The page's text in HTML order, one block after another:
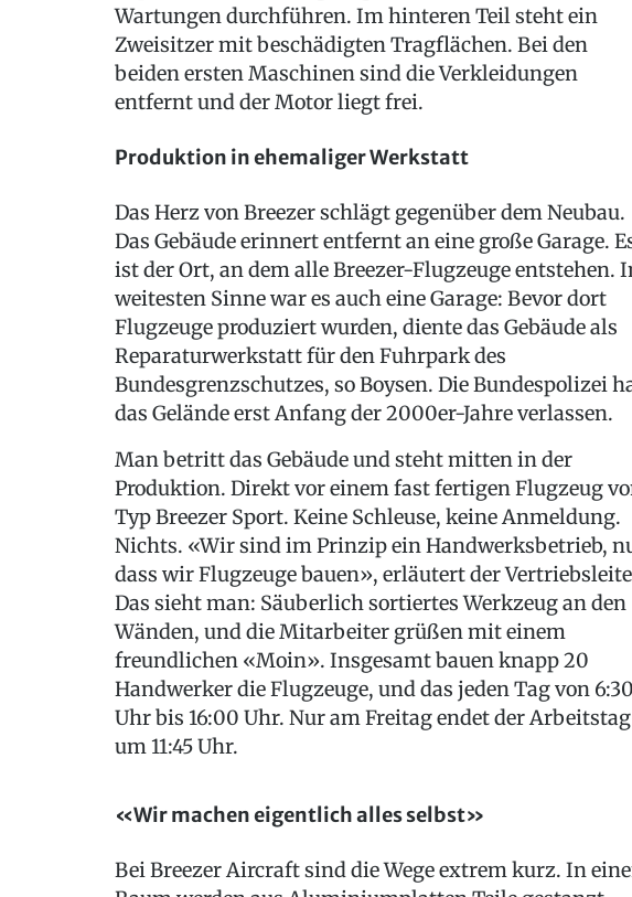
Wartungen durchführen. Im hinteren Teil steht ein
Zweisitzer mit beschädigten Tragflächen. Bei den
beiden ersten Maschinen sind die Verkleidungen
entfernt und der Motor liegt frei.
Produktion in ehemaliger Werkstatt
Das Herz von Breezer schlägt gegenüber dem Neubau.
Das Gebäude erinnert entfernt an eine große Garage.
ist der Ort, an dem alle Breezer-Flugzeuge entstehen.
weitesten Sinne war es auch eine Garage: Bevor dort
Flugzeuge produziert wurden, diente das Gebäude als
Reparaturwerkstatt für den Fuhrpark des
Bundesgrenzschutzes, so Boysen. Die Bundespolizei
das Gelände erst Anfang der 2000er-Jahre verlassen.
Man betritt das Gebäude und steht mitten in der
Produktion. Direkt vor einem fast fertigen Flugzeug
Typ Breezer Sport. Keine Schleuse, keine Anmeldung.
Nichts. «Wir sind im Prinzip ein Handwerksbetrieb,
dass wir Flugzeuge bauen», erläutert der
Das sieht man: Säuberlich sortiertes Werkzeug an den
Wänden, und die Mitarbeiter grüßen mit einem
freundlichen «Moin». Insgesamt bauen knapp 20
Handwerker die Flugzeuge, und das jeden Tag von
Uhr bis 16:00 Uhr. Nur am Freitag endet der Arbeitstag
um 11:45 Uhr.
«Wir machen eigentlich alles selbst»
Bei Breezer Aircraft sind die Wege extrem kurz. In